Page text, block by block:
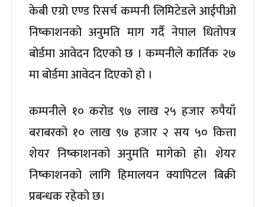
केबी एग्रो एण्ड रिसर्च कम्पनी लिमिटेडले आईपीओ
निष्काशनको अनुमति माग गर्दै नेपाल धितोपत्र
बोर्डमा आवेदन दिएको छ । कम्पनीले कार्तिक २७
मा बोर्डमा आवेदन दिएको हो ।
कम्पनीले १० करोड ९७ लाख २५ हजार रुपैयाँ
बराबरको १० लाख ९७ हजार २ सय ५० कित्ता
शेयर निष्काशनको अनुमति मागेको हो। शेयर
निष्काशनको लागि हिमालयन क्यापिटल बिक्री
प्रबन्धक रहेको छ।